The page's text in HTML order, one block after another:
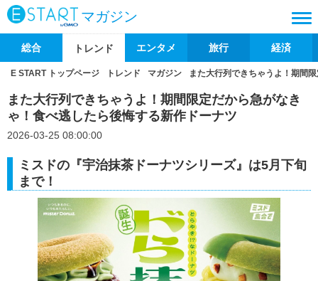
マガジン
総合 トレンド エンタメ 旅行 経済
E START トップページ トレンド マガジン また大行列できちゃうよ！期間
また大行列できちゃうよ！期間限定だから急がなき
ゃ！食べ逃したら後悔する新作ドーナツ
2026-03-25 08:00:00
ミスドの『宇治抹茶ドーナツシリーズ』は5月下旬
まで！